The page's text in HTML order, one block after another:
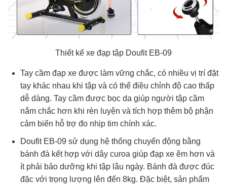
Thiết kế xe đạp tập Doufit EB-09
Tay cầm đạp xe được làm vững chắc, có nhiều vị trí đặt
tay khác nhau khi tập và có thể điều chỉnh độ cao thấp
dễ dàng. Tay cầm được bọc da giúp người tập cầm
nắm chắc hơn khi rèn luyện và tích hợp thêm bộ phận
cảm biến hỗ trợ đo nhịp tim chính xác.
Doufit EB-09 sử dụng hệ thống chuyển động bằng
bánh đà kết hợp với dây curoa giúp đạp xe êm hơn và
ít phải bảo dưỡng khi tập lâu ngày. Bánh đà được đúc
đặc với trọng lượng lên đến 8kg. Đặc biệt, sản phẩm